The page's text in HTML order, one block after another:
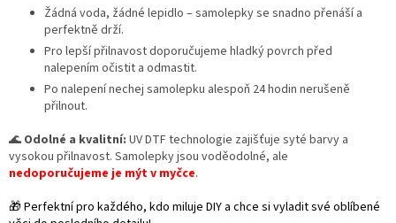
Žádná voda, žádné lepidlo – samolepky se snadno přenáší a
perfektně drží.
Pro lepší přilnavost doporučujeme hladký povrch před
nalepením očistit a odmastit.
Po nalepení nechej samolepku alespoň 24 hodin nerušeně
přilnout.
🌊 Odolné a kvalitní: UV DTF technologie zajišťuje syté barvy a
vysokou přilnavost. Samolepky jsou voděodolné, ale
nedoporučujeme je mýt v myčce.
🎁 Perfektní pro každého, kdo miluje DIY a chce si vyladit své oblíbené